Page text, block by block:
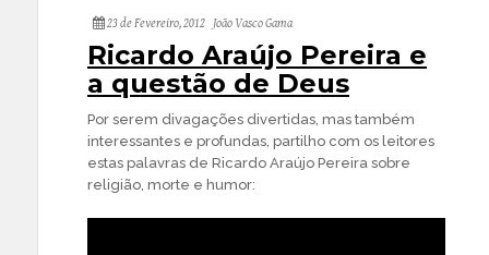
23 de Fevereiro, 2012 João Vasco Gama
Ricardo Araújo Pereira e
a questão de Deus
Por serem divagações divertidas, mas também
interessantes e profundas, partilho com os leitores
estas palavras de Ricardo Araújo Pereira sobre
religião, morte e humor: